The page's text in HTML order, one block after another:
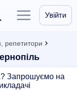
Увійти
репетитори
Запрошуємо на